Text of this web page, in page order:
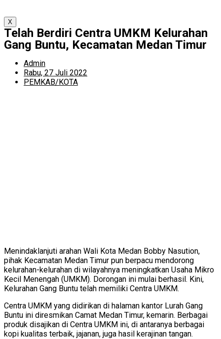
X
Telah Berdiri Centra UMKM Kelurahan
Gang Buntu, Kecamatan Medan Timur
Admin
Rabu, 27 Juli 2022
PEMKAB/KOTA
Menindaklanjuti arahan Wali Kota Medan Bobby Nasution,
pihak Kecamatan Medan Timur pun berpacu mendorong
kelurahan-kelurahan di wilayahnya meningkatkan Usaha Mikro
Kecil Menengah (UMKM). Dorongan ini mulai berhasil. Kini,
Kelurahan Gang Buntu telah memiliki Centra UMKM.
Centra UMKM yang didirikan di halaman kantor Lurah Gang
Buntu ini diresmikan Camat Medan Timur, kemarin. Berbagai
produk disajikan di Centra UMKM ini, di antaranya berbagai
kopi kualitas terbaik, jajanan, juga hasil kerajinan tangan.